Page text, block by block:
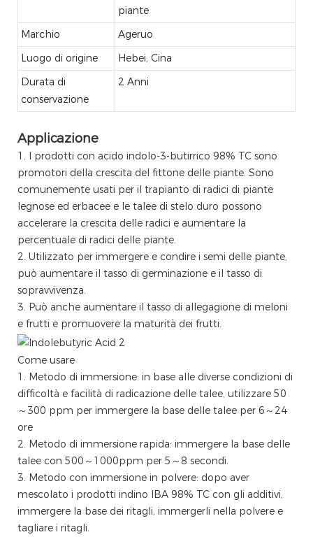
piante
Marchio
Ageruo
Luogo di origine
Hebei, Cina
Durata di
conservazione
2 Anni
Applicazione
1. I prodotti con acido indolo-3-butirrico 98% TC sono
promotori della crescita del fittone delle piante. Sono
comunemente usati per il trapianto di radici di piante
legnose ed erbacee e le talee di stelo duro possono
accelerare la crescita delle radici e aumentare la
percentuale di radici delle piante.
2. Utilizzato per immergere e condire i semi delle piante,
può aumentare il tasso di germinazione e il tasso di
sopravvivenza.
3. Può anche aumentare il tasso di allegagione di meloni
e frutti e promuovere la maturità dei frutti.
Come usare
1. Metodo di immersione: in base alle diverse condizioni di
difficoltà e facilità di radicazione delle talee, utilizzare 50
～300 ppm per immergere la base delle talee per 6～24
ore
2. Metodo di immersione rapida: immergere la base delle
talee con 500～1000ppm per 5～8 secondi.
3. Metodo con immersione in polvere: dopo aver
mescolato i prodotti indino IBA 98% TC con gli additivi,
immergere la base dei ritagli, immergerli nella polvere e
tagliare i ritagli.